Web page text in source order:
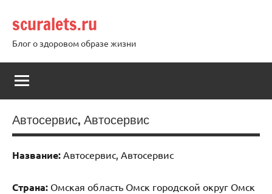
содержимому
scuralets.ru
Блог о здоровом образе жизни
Автосервис, Автосервис
Название: Автосервис, Автосервис
Страна: Омская область Омск городской округ Омск